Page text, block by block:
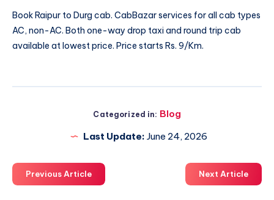
BookRaipur to Durg cab. CabBazar services for all cab types
AC, non-AC. Both one-way drop taxi and round trip cab
available at lowest price. Price starts Rs. 9/Km.
Categorized in: Blog
Last Update: June 24, 2026
Previous Article Next Article